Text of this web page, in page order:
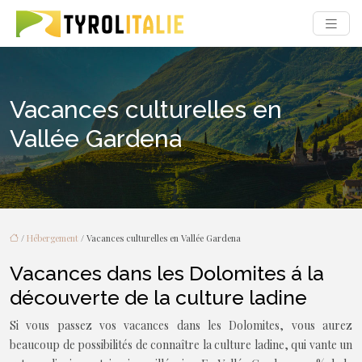
Vacances culturelles en
Vallée Gardena
/ Hébergement / Vacances culturelles en Vallée Gardena
Vacances dans les Dolomites á la
découverte de la culture ladine
Si vous passez vos vacances dans les Dolomites, vous aurez
beaucoup de possibilités de connaître la culture ladine, qui vante un